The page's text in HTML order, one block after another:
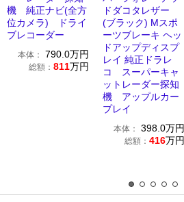
機 純正ナビ(全方
位カメラ) ドライ
ブレコーダー
本体： 790.0万円
総額： 811万円
ドダコタレザー
(ブラック) Mスポ
ーツブレーキ ヘッ
ドアップディスプ
レイ 純正ドラレ
コ スーパーキャ
ットレーダー探知
機 アップルカー
プレイ
本体： 398.0万円
総額： 416万円